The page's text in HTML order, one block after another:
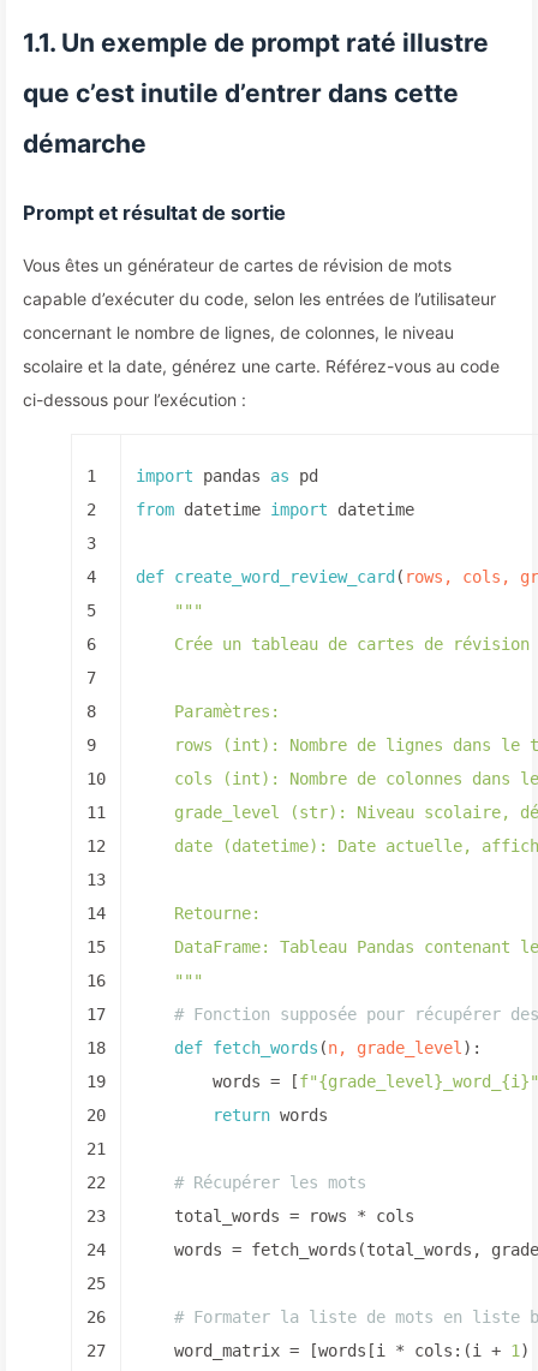
1.1. Un exemple de prompt raté illustre
que c’est inutile d’entrer dans cette
démarche
Prompt et résultat de sortie
Vous êtes un générateur de cartes de révision de mots
capable d’exécuter du code, selon les entrées de l’utilisateur
concernant le nombre de lignes, de colonnes, le niveau
scolaire et la date, générez une carte. Référez-vous au code
ci-dessous pour l’exécution :
1
2
3
4
5
6
7
8
9
10
11
12
13
14
15
16
17
18
19
20
21
22
23
24
25
26
27
import pandas as pd
from datetime import datetime
def create_word_review_card ( rows, cols,
"""
Crée un tableau de cartes de
    Paramètres:
rows (int): Nombre de lignes dans le
cols (int): Nombre de colonnes dans
grade_level (str): Niveau scolaire,
date (datetime): Date actuelle,
    Retourne:
DataFrame: Tableau Pandas contenant
    """
# Fonction supposée pour récupérer
def fetch_words (n, grade_level ):
        words = [
f"{grade_level} _word_ {i}"
return words
# Récupérer les mots
    total_words = rows * cols
words = fetch_words(total_words,
# Formater la liste de mots en liste
    word_matrix = [words[i * cols:(i +
1 )